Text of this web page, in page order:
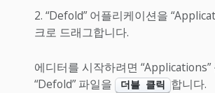
“Defold” 어플리케이션을
크로 드래그합니다.
에디터를 시작하려면 “Applications”
“Defold” 파일을 더블 클릭 합니다.